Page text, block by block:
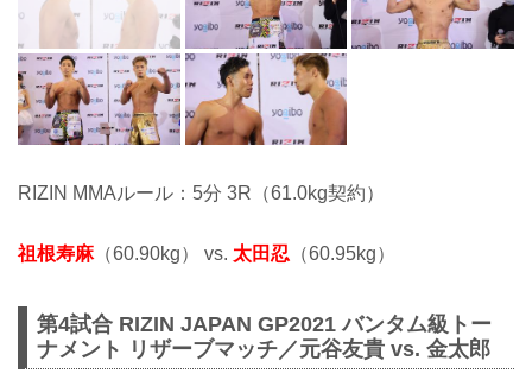
RIZIN MMAルール：5分 3R（61.0kg契約）
祖根寿麻（60.90kg） vs. 太田忍 （60.95kg）
第4試合 RIZIN JAPAN GP2021 バンタム級トー
ナメント リザーブマッチ／元谷友貴 vs. 金太郎